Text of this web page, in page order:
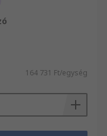
164 731 Ft/egység